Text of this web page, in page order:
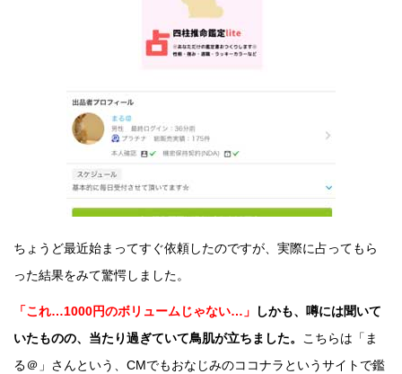
ちょうど最近始まってすぐ依頼したのですが、実際に占ってもら
った結果をみて驚愕しました。
「これ…1000円のボリュームじゃない…」
しかも、噂には聞いて
いたものの、当たり過ぎていて鳥肌が立ちました。
こちらは「ま
る＠」さんという、CMでもおなじみのココナラというサイトで鑑